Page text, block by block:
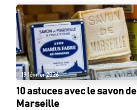
19 février 2026
10 astuces avec le savon de
Marseille